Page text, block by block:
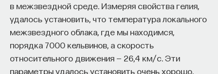
в межзвездной среде. Измеряя свойства гелия,
удалось установить, что температура локального
межзвездного облака, где мы находимся,
порядка 7000 кельвинов, а скорость
относительного движения — 26,4 км/с. Эти
параметры удалось установить очень хорошо,